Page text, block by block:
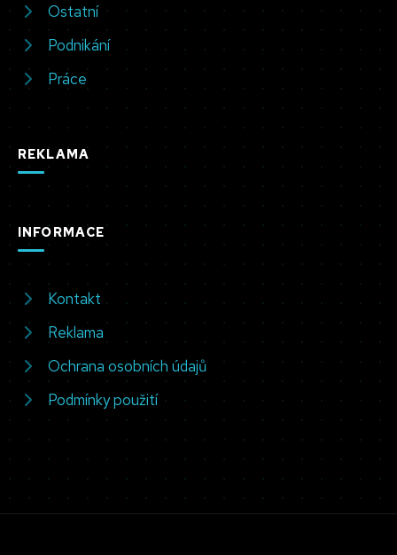
Ostatní
Podnikání
Práce
REKLAMA
INFORMACE
Kontakt
Reklama
Ochrana osobních údajů
Podmínky použití